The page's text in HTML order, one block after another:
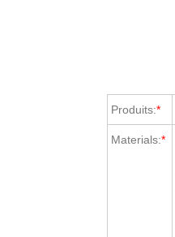
Produits:*
Materials:*